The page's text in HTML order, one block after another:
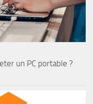
un PC portable ?